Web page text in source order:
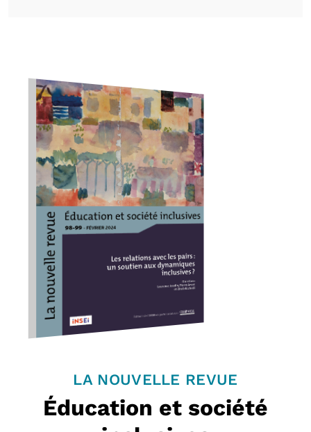
LA NOUVELLE REVUE
Éducation et société